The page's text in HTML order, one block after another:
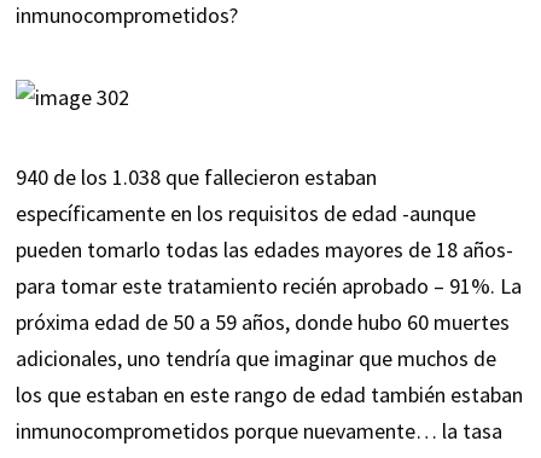
inmunocomprometidos?
940 de los 1.038 que fallecieron estaban
específicamente en los requisitos de edad -aunque
pueden tomarlo todas las edades mayores de 18 años-
para tomar este tratamiento recién aprobado – 91%. La
próxima edad de 50 a 59 años, donde hubo 60 muertes
adicionales, uno tendría que imaginar que muchos de
los que estaban en este rango de edad también estaban
inmunocomprometidos porque nuevamente… la tasa